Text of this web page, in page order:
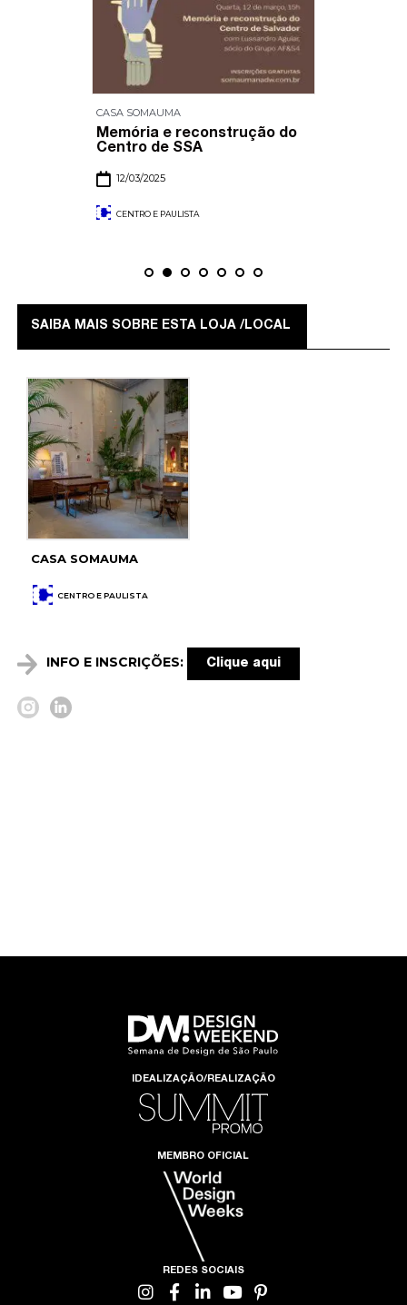
CASA SOMAUMA
Memória e reconstrução do
Centro de SSA
12/03/2025
CENTRO E PAULISTA
SAIBA MAIS SOBRE ESTA LOJA /LOCAL
CASA SOMAUMA
CENTRO E PAULISTA
INFO E INSCRIÇÕES: Clique aqui
IDEALIZAÇÃO/REALIZAÇÃO
MEMBRO OFICIAL
REDES SOCIAIS